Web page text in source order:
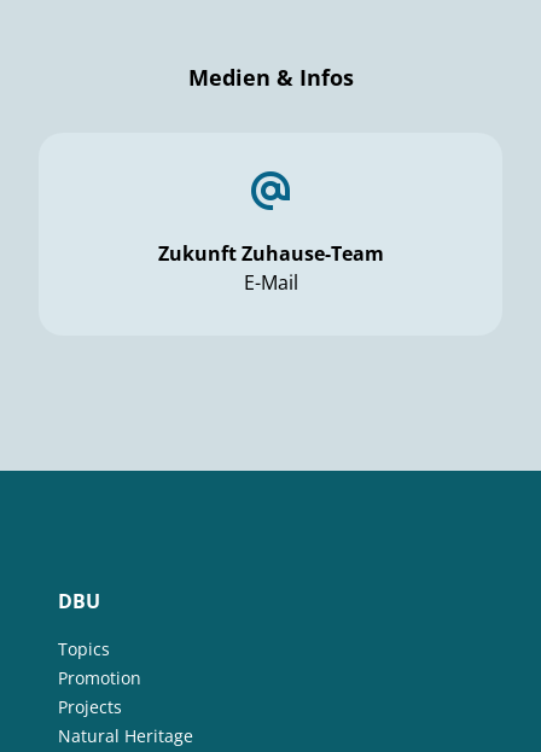
Medien & Infos
Zukunft Zuhause-Team
E-Mail
DBU
Topics
Promotion
Projects
Natural Heritage